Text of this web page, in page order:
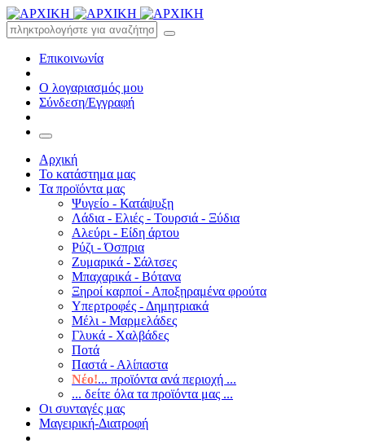
Επικοινωνία
Ο λογαριασμός μου
Σύνδεση/Εγγραφή
Αρχική
Το κατάστημα μας
Τα προϊόντα μας
Ψυγείο - Κατάψυξη
Λάδια - Ελιές - Τουρσιά - Ξύδια
Αλεύρι - Είδη άρτου
Ρύζι - Όσπρια
Ζυμαρικά - Σάλτσες
Μπαχαρικά - Βότανα
Ξηροί καρποί - Αποξηραμένα φρούτα
Υπερτροφές - Δημητριακά
Μέλι - Μαρμελάδες
Γλυκά - Χαλβάδες
Ποτά
Παστά - Αλίπαστα
Νέο!... προϊόντα ανά περιοχή ...
... δείτε όλα τα προϊόντα μας ...
Οι συνταγές μας
Μαγειρική-Διατροφή